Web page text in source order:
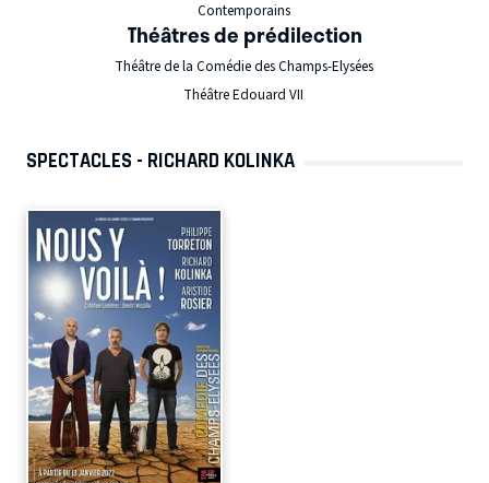
Contemporains
Théâtres de prédilection
Théâtre de la Comédie des Champs-Elysées
Théâtre Edouard VII
SPECTACLES - RICHARD KOLINKA